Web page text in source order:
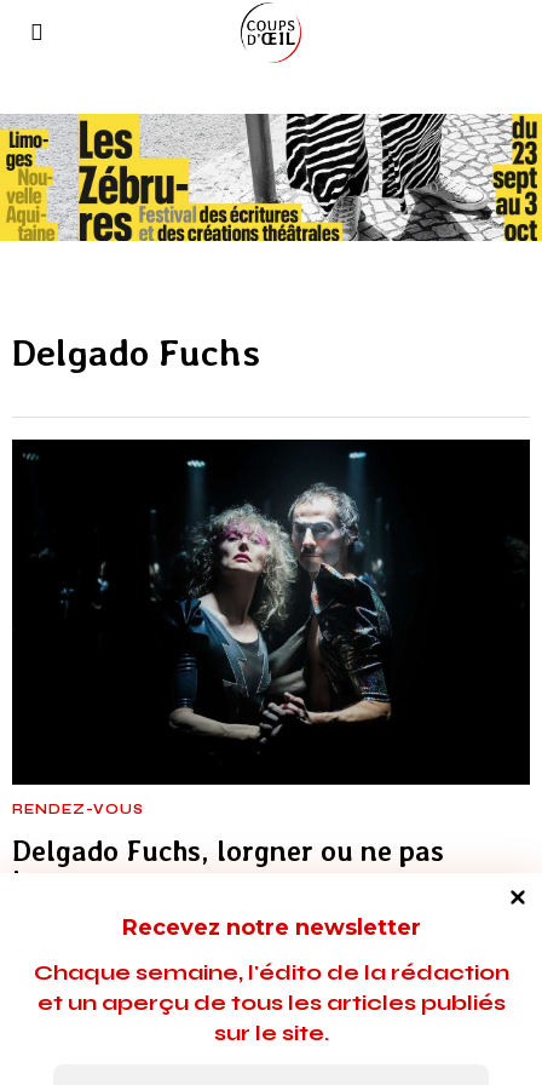
Delgado Fuchs
RENDEZ-VOUS
Delgado Fuchs, lorgner ou ne pas
lorgner
Créée au Grütli, à Genève, "Topeep Secret Box", la dernière
livraison du duo suisse, enchaîne des numéros glam et
hédonistes derrière des miroirs sans tain. À l'envers du décor,
des souvenirs de peep-shows et un certain sens de la
Recevez notre newsletter
Chaque semaine, l'édito de la rédaction
et un aperçu de tous les articles publiés
sur le site.